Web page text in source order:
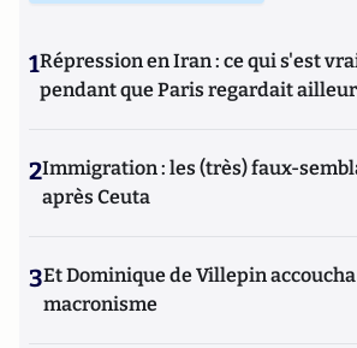
1Répression en Iran : ce qui s'est
pendant que Paris regardait
2Immigration : les (très) faux-
après Ceuta
3Et Dominique de Villepin
macronisme